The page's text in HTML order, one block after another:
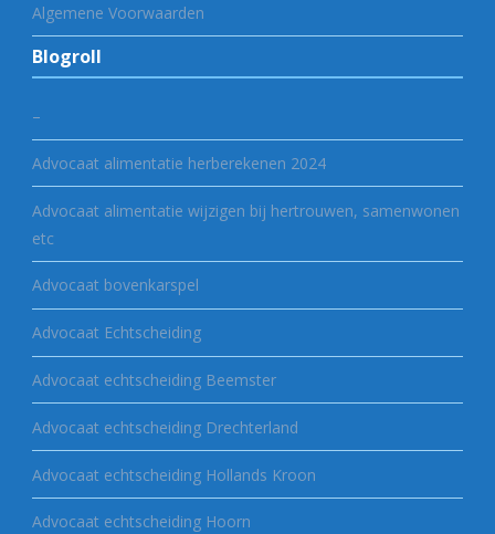
Algemene Voorwaarden
Blogroll
–
Advocaat alimentatie herberekenen 2024
Advocaat alimentatie wijzigen bij hertrouwen, samenwonen
etc
Advocaat bovenkarspel
Advocaat Echtscheiding
Advocaat echtscheiding Beemster
Advocaat echtscheiding Drechterland
Advocaat echtscheiding Hollands Kroon
Advocaat echtscheiding Hoorn